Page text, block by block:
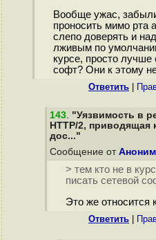
Вообще ужас,
проносить мимо рта
слепо доверять и
лживым по
курсе, просто лучше
софт? Они к этому
Ответить
143. "Уязвимость в
HTTP/2, приводящая
дос..."
Сообщение от Аноним
> тем кто не в
писать сетевой
Это же относится
Ответить